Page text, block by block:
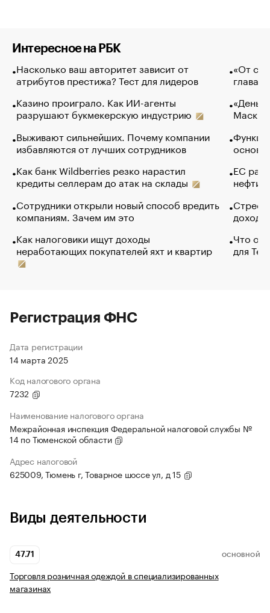
Интересное на РБК
Насколько ваш авторитет зависит от
атрибутов престижа? Тест для лидеров
Казино проиграло. Как ИИ-агенты
разрушают букмекерскую индустрию
Выживают сильнейших. Почему компании
избавляются от лучших сотрудников
Как банк Wildberries резко нарастил
кредиты селлерам до атак на склады
Сотрудники открыли новый способ вредить
компаниям. Зачем им это
Как налоговики ищут доходы
неработающих покупателей яхт и квартир
«От
глава
Маск в
основ
ЕС
нефти
Что
для
Регистрация ФНС
Дата регистрации
14 марта 2025
Код налогового органа
7232
Наименование налогового органа
Межрайонная инспекция Федеральной налоговой службы №
14 по Тюменской области
Адрес налоговой
625009, Тюмень г, Товарное шоссе ул, д 15
Виды деятельности
47.71 ОСНОВНОЙ
Торговля розничная одеждой в специализированных
магазинах